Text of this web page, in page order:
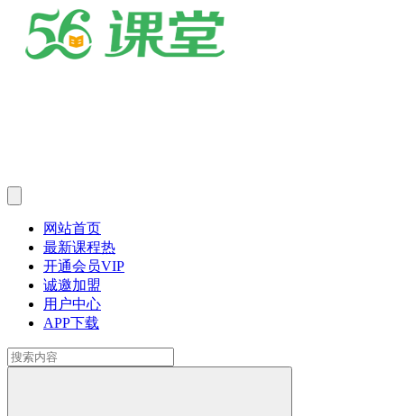
网站首页
最新课程热
开通会员VIP
诚邀加盟
用户中心
APP下载